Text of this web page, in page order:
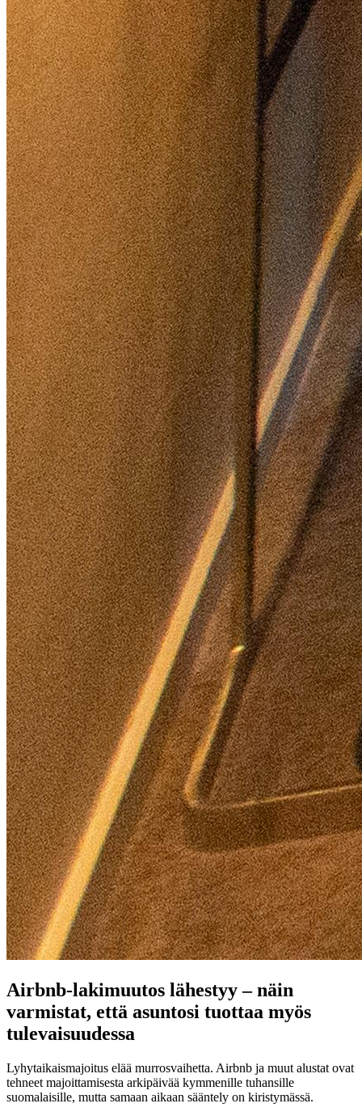
Airbnb-lakimuutos lähestyy – näin
varmistat, että asuntosi tuottaa myös
tulevaisuudessa
Lyhytaikaismajoitus elää murrosvaihetta. Airbnb ja muut alustat ovat
tehneet majoittamisesta arkipäivää kymmenille tuhansille
suomalaisille, mutta samaan aikaan sääntely on kiristymässä.